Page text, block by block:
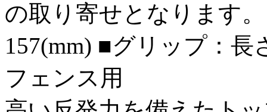
の取り寄せとなります
157(mm) ■グリップ：長
フェンス用